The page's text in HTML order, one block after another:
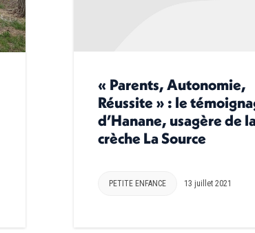
« Parents, Autonomie,
Réussite » : le
d’Hanane, usagère de
crèche La Source
PETITE ENFANCE 13 juillet 2021